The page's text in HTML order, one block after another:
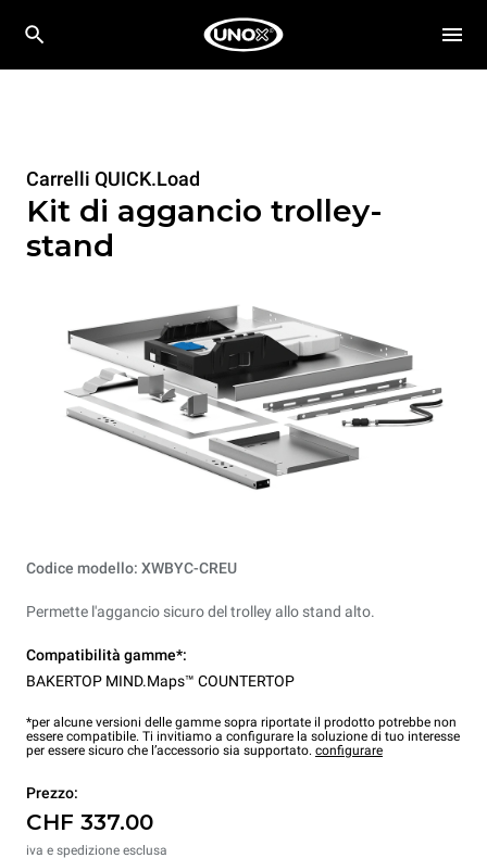
Carrelli QUICK.Load
Kit di aggancio trolley-
stand
Codice modello: XWBYC-CREU
Permette l'aggancio sicuro del trolley allo stand alto.
Compatibilità gamme*:
BAKERTOP MIND.Maps™ COUNTERTOP
*per alcune versioni delle gamme sopra riportate il prodotto potrebbe non
essere compatibile. Ti invitiamo a configurare la soluzione di tuo interesse
per essere sicuro che l’accessorio sia supportato. configurare
Prezzo:
CHF 337.00
iva e spedizione esclusa